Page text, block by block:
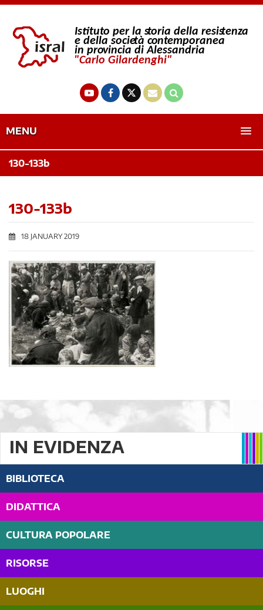
MENU
130-133b
130-133b
18 JANUARY 2019
IN EVIDENZA
BIBLIOTECA
DIDATTICA
CULTURA POPOLARE
RISORSE
LUOGHI